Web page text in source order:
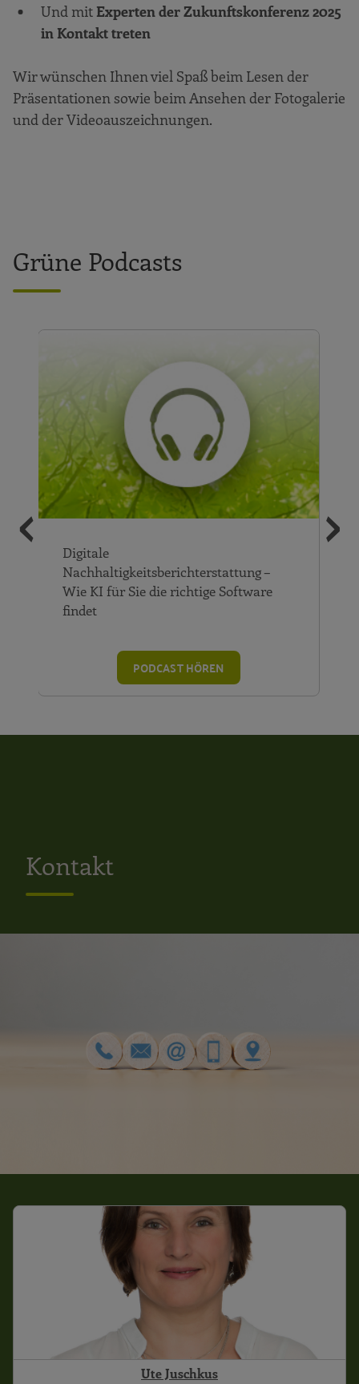
Und mit Experten der Zukunftskonferenz 2025
in Kontakt treten
Wir wünschen Ihnen viel Spaß beim Lesen der
Präsentationen sowie beim Ansehen der Fotogalerie
und der Videoauszeichnungen.
Grüne Podcasts
‹ ›
Nachhaltigkeit im Mittelstand:
Herausforderungen und Chancen der
Berichterstattung
PODCAST HÖREN
Kontakt
Ute Juschkus